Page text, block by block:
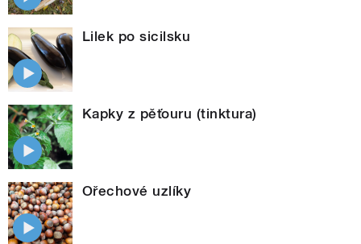
Lilek po sicilsku
Kapky z pěťouru (tinktura)
Ořechové uzlíky